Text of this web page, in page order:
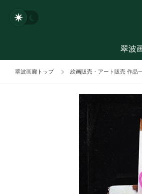
翠波
翠波画廊トップ 絵画販売・アート販売 作品